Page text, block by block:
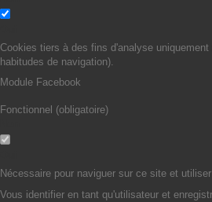
Cookies tiers à des fins d'analyse uniquement
habitudes de navigation).
Module Facebook
Fonctionnel (obligatoire)
Nécessaire pour naviguer sur ce site et
Vous identifier en tant qu'utilisateur et